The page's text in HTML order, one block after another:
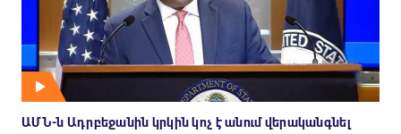
ԱՄՆ-ն Ադրբեջանին կրկին կոչ է անում վերականգնել